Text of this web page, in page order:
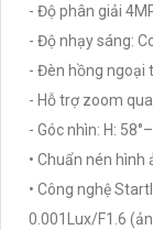
- Độ phân giải
- Độ nhạy sáng:
- Đèn hồng ngoại
- Hỗ trợ zoom
- Góc nhìn: H:
• Chuẩn nén hình
• Công nghệ
0.001Lux/F1.6